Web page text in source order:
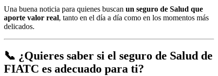
Una buena noticia para quienes buscan un seguro de Salud que
aporte valor real, tanto en el día a día como en los momentos más
delicados.
📞 ¿Quieres saber si el seguro de Salud de
FIATC es adecuado para ti?